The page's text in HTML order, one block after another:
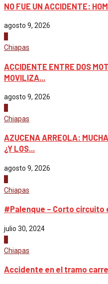
NO FUE UN ACCIDENTE:
agosto 9, 2026
Chiapas
ACCIDENTE ENTRE DOS
MOVILIZA...
agosto 9, 2026
Chiapas
AZUCENA ARREOLA:
¿Y LOS...
agosto 9, 2026
Chiapas
#Palenque – Corto circuito
julio 30, 2024
Chiapas
Accidente en el tramo